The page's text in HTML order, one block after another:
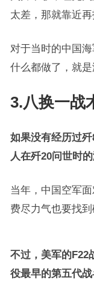
太差，那就靠近再
对于当时的中国
什么都做了，就是
3.八换一战
如果没有经历过
人在歼20问世时的
当年，中国空军
费尽力气也要找到
不过，美军的F22
役最早的第五代